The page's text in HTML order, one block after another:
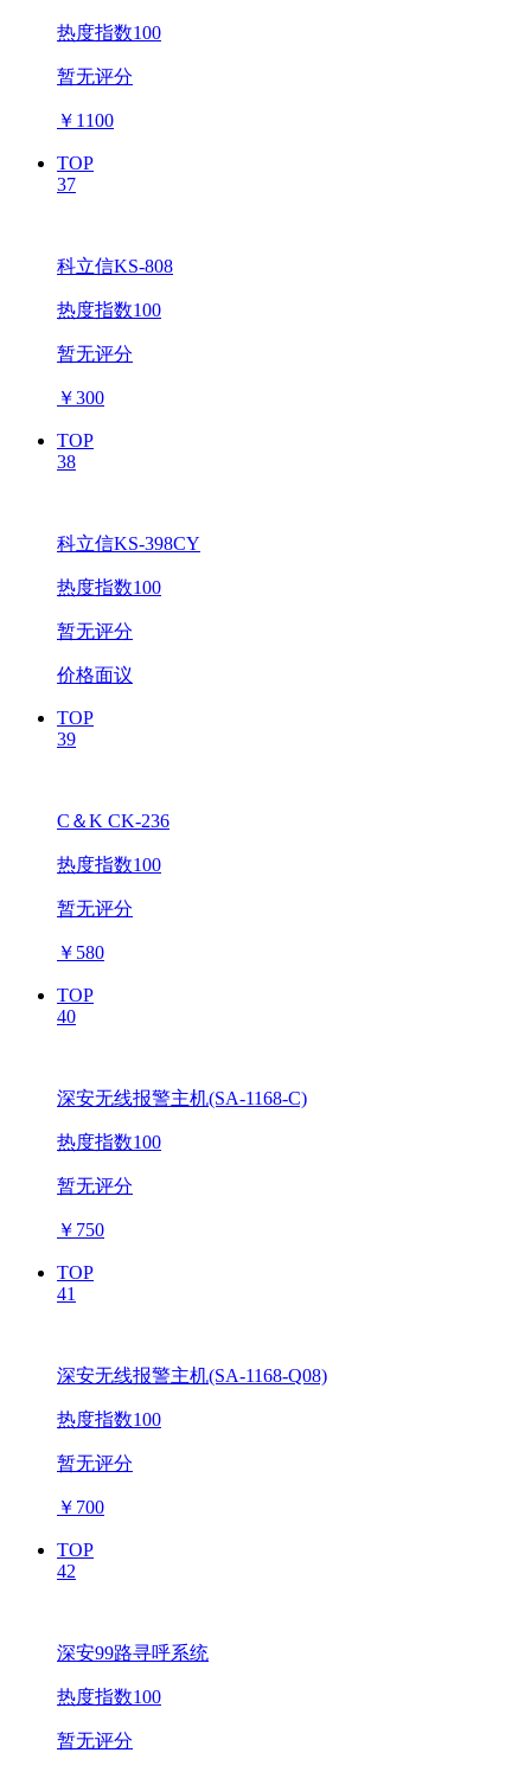
热度指数100
暂无评分
￥ 1100
TOP
37
科立信KS-808
热度指数100
暂无评分
￥300
TOP
38
科立信KS-398CY
热度指数100
暂无评分
价格面议
TOP
39
C＆K CK-236
热度指数100
暂无评分
￥ 580
TOP
40
深安无线报警主机(SA-1168-C)
热度指数100
暂无评分
￥ 750
TOP
41
深安无线报警主机(SA-1168-Q08)
热度指数100
暂无评分
￥ 700
TOP
42
深安99路寻呼系统
热度指数100
暂无评分